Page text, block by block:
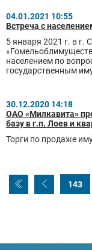
04.01.2021 10:55
Встреча с
5 января 2021 г. в г.
населением по
государственным
30.12.2020 14:18
ОАО «Милкавита»
базу в г.п. Лоев и
Торги по продаже
143